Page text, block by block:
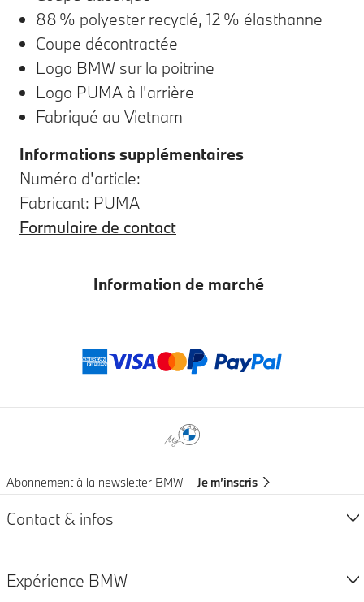
88 % polyester recyclé, 12 % élasthanne
Coupe décontractée
Logo BMW sur la poitrine
Logo PUMA à l'arrière
Fabriqué au Vietnam
Informations supplémentaires
Numéro d'article:
Fabricant: PUMA
Formulaire de contact
Information de marché
Modes de